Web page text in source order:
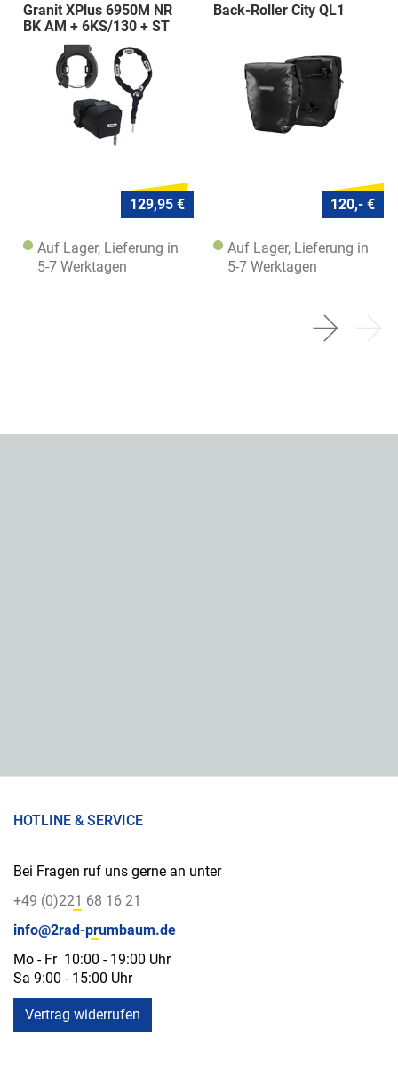
Granit XPlus 6950M NR
BK AM + 6KS/130 + ST
129,95 €
Auf Lager, Lieferung in
5-7 Werktagen
Back-Roller City QL1
120,- €
Auf Lager, Lieferung in
5-7 Werktagen
HOTLINE & SERVICE
Bei Fragen ruf uns gerne an unter
+49 (0)221 68 16 21
info@2rad-prumbaum.de
Mo - Fr 10:00 - 19:00 Uhr
Sa 9:00 - 15:00 Uhr
Vertrag widerrufen